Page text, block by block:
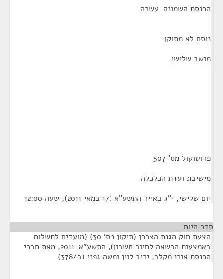
הכנסת השמונה-עשרה
נוסח לא מתוקן
מושב שלישי
פרוטוקול מס' 507
מישיבת ועדת הכלכלה
יום שלישי, י"ג באייר התשע"א (17 במאי 2011), שעה 12:00
סדר היום
הצעת חוק הגנת הצרכן (תיקון מס' 30) (מועדים לתשלום
באמצעות הרשאה לחיוב חשבון), התשע"א-2011, מאת חברי
הכנסת אורי מקלב, יריב לוין ומשה גפני (ב/378)